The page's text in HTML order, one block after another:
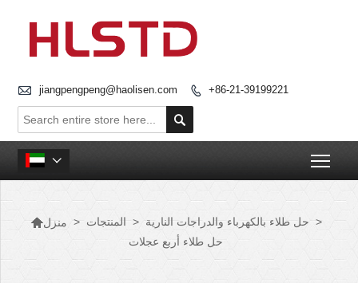
 jiangpengpeng@haolisen.com  +86-21-39199221


منزل > المنتجات > حل طلاء بالكهرباء والدراجات النارية >
حل طلاء أربع عجلات